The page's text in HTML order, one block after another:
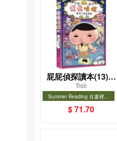
屁屁偵探讀本(13)－
－對決！怪盜學院
（星星篇）
Troll
Summer Reading 在書裡度
選圖書67折
暢銷
$ 71.70